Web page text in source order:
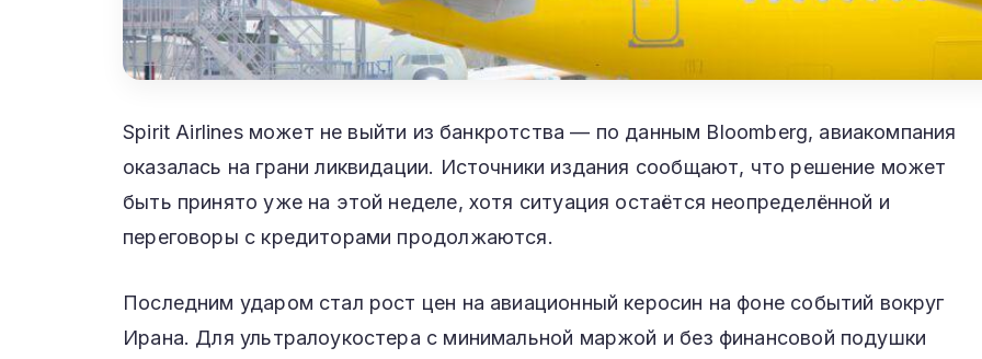
Spirit Airlines может не выйти из банкротства — по данным Bloomberg, авиакомпания
оказалась на грани ликвидации. Источники издания сообщают, что решение может
быть принято уже на этой неделе, хотя ситуация остаётся неопределённой и
переговоры с кредиторами продолжаются.
Последним ударом стал рост цен на авиационный керосин на фоне событий вокруг
Ирана. Для ультралоукостера с минимальной маржой и без финансовой подушки